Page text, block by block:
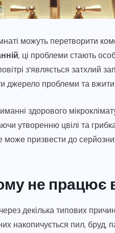
можуть перетворити
, ці проблеми стають
з’являється затхлий
проблеми та вжити
здорового
утворенню цвілі та
призвести до
не працює
декілька типових
накопичується пил, бруд,